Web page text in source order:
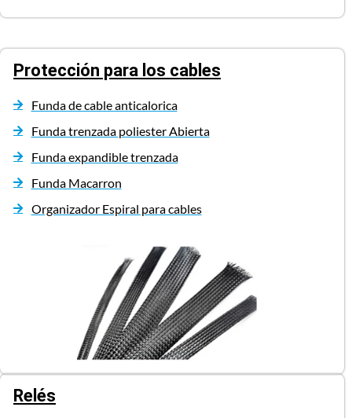
Protección para los cables
Funda de cable anticalorica
Funda trenzada poliester Abierta
Funda expandible trenzada
Funda Macarron
Organizador Espiral para cables
Relés